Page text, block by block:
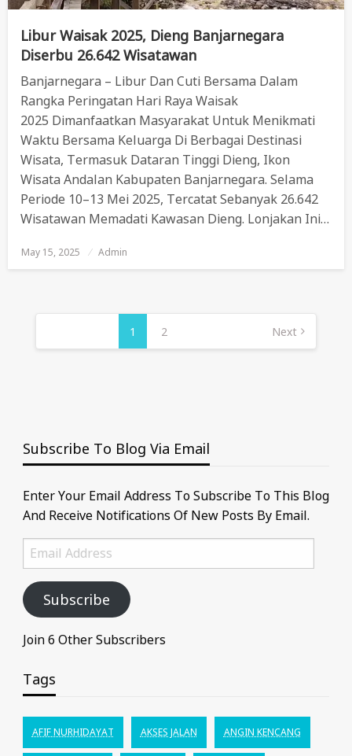
Libur Waisak 2025, Dieng Banjarnegara
Diserbu 26.642 Wisatawan
Banjarnegara – Libur Dan Cuti Bersama Dalam
Rangka Peringatan Hari Raya Waisak
2025 Dimanfaatkan Masyarakat Untuk Menikmati
Waktu Bersama Keluarga Di Berbagai Destinasi
Wisata, Termasuk Dataran Tinggi Dieng, Ikon
Wisata Andalan Kabupaten Banjarnegara. Selama
Periode 10–13 Mei 2025, Tercatat Sebanyak 26.642
Wisatawan Memadati Kawasan Dieng. Lonjakan Ini…
Posted
On
May 15, 2025 Admin
Posts
1 2 Next
Subscribe To Blog Via Email
Enter Your Email Address To Subscribe To This Blog
And Receive Notifications Of New Posts By Email.
Email
Address
Subscribe
Join 6 Other Subscribers
Tags
AFIF NURHIDAYAT AKSES JALAN ANGIN KENCANG